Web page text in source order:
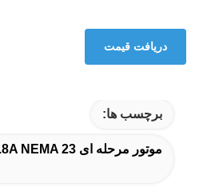
دریافت قیمت
برچسب ها:
موتور مرحله ای CNC 57x57mm,2Nm 2.8A NEMA 23 موتور مرحله ای,2.8A 3.2V NEMA 23 موتور مرحله ای